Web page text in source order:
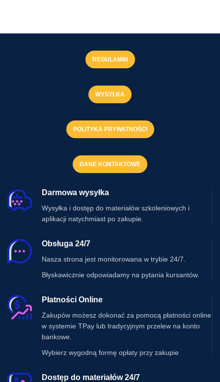
REGULAMIN
WYSYŁKA
POLITYKA PRYWATNOŚCI
DANE KONTAKTOWE
Darmowa wysyłka
Wysyłka i dostęp do materiałów szkoleniowych i
aplikacji natychmiast po zakupie.
Obsługa 24/7
Nasza strona jest monitorowana w trybie 24/7.
Błyskawicznie odpowiadamy na pytania kursantów.
Płatności Online
Zakupów możesz dokonać za pomocą płatności online
w systemie TPay lub tradycyjnym przelew na konto
bankowe.
Wybierz wygodną formę opłaty przy zakupie
Dostęp do materiałów 24/7